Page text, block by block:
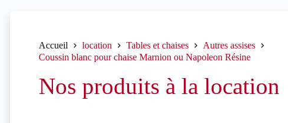
Accueil location Tables et chaises
Autres assises
Coussin blanc pour chaise Marnion ou Napoleon Résine
Nos produits à la location